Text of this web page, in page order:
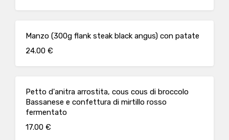
Manzo (300g flank steak black angus) con patate
24.00 €
Petto d'anitra arrostita, cous cous di broccolo
Bassanese e confettura di mirtillo rosso
fermentato
17.00 €